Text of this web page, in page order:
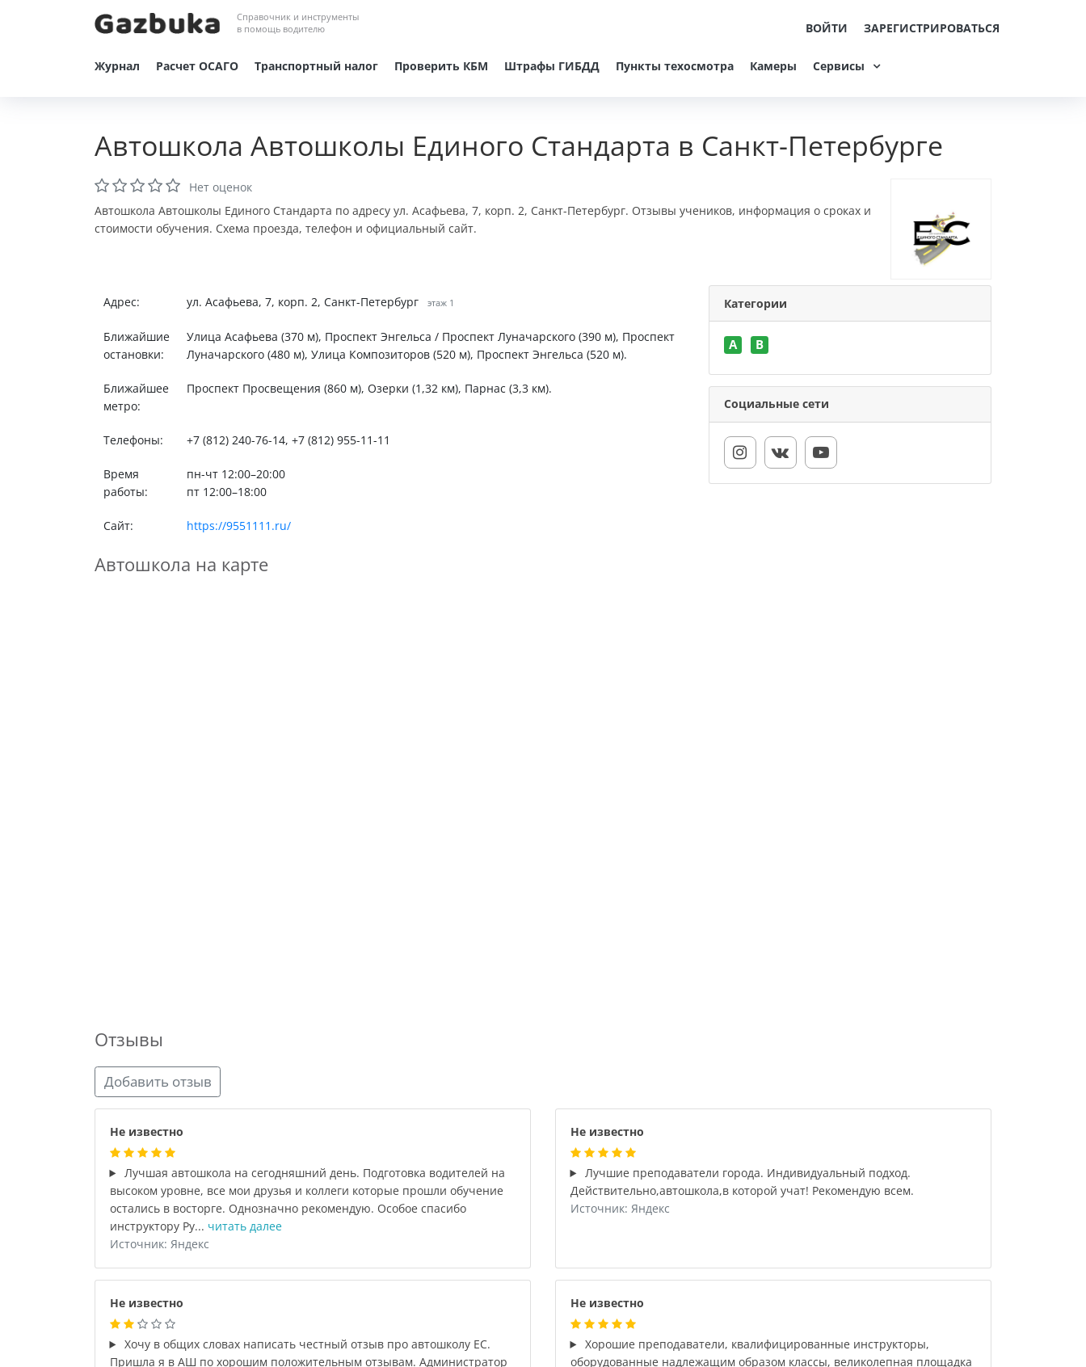
Справочник и инструменты
в помощь водителю
ВОЙТИ ЗАРЕГИСТРИРОВАТЬСЯ
Журнал Расчет ОСАГО Транспортный налог Проверить КБМ Штрафы ГИБДД Пункты техосмотра Камеры Сервисы
Автошкола Автошколы Единого Стандарта в Санкт-Петербурге
Нет оценок
Автошкола Автошколы Единого Стандарта по адресу ул. Асафьева, 7, корп. 2, Санкт-Петербург. Отзывы учеников, информация о сроках и
стоимости обучения. Схема проезда, телефон и официальный сайт.
Адрес: ул. Асафьева, 7, корп. 2, Санкт-Петербург этаж 1
Ближайшие
остановки:
Улица Асафьева (370 м), Проспект Энгельса / Проспект Луначарского (390 м), Проспект
Луначарского (480 м), Улица Композиторов (520 м), Проспект Энгельса (520 м).
Ближайшее
метро:
Проспект Просвещения (860 м), Озерки (1,32 км), Парнас (3,3 км).
Телефоны: +7 (812) 240-76-14, +7 (812) 955-11-11
Время
работы:
пн-чт 12:00–20:00
пт 12:00–18:00
Сайт: https://9551111.ru/
Категории
A B
Социальные сети
Автошкола на карте
Отзывы
Добавить отзыв
Не известно
Лучшая автошкола на сегодняшний день. Подготовка водителей на
высоком уровне, все мои друзья и коллеги которые прошли обучение
остались в восторге. Однозначно рекомендую. Особое спасибо
инструктору Ру... читать далее
Источник: Яндекс
Не известно
Лучшие преподаватели города. Индивидуальный подход.
Действительно,автошкола,в которой учат! Рекомендую всем.
Источник: Яндекс
Не известно
Хочу в общих словах написать честный отзыв про автошколу ЕС.
Пришла я в АШ по хорошим положительным отзывам. Администратор
Не известно
Хорошие преподаватели, квалифицированные инструкторы,
оборудованные надлежащим образом классы, великолепная площадка